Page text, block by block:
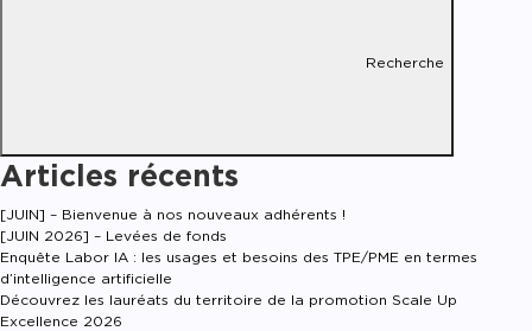
Recherche
Articles récents
[JUIN] – Bienvenue à nos nouveaux adhérents !
[JUIN 2026] – Levées de fonds
Enquête Labor IA : les usages et besoins des TPE/PME en termes
d’intelligence artificielle
Découvrez les lauréats du territoire de la promotion Scale Up
Excellence 2026